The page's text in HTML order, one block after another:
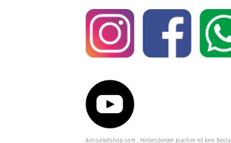
Aircooledshop.com , Hintersberger Joachim ist kein